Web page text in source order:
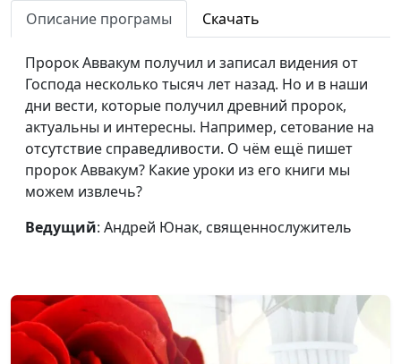
Самое верное
свидетельство —
личное
Андрей Юнак,
священнослужитель
Последнее слово
Христа перед смертью
Андрей Юнак,
священнослужитель
#549
Завет с Авраамом.
Недоверие и верность
Андрей Юнак,
священнослужитель
поклонился Аману?
священнослужитель
Спасение в прошлом,
настоящем и будущем
Андрей Юнак,
священнослужитель
Описание програмы Скачать
Пророк Аввакум получил и записал видения от
Господа несколько тысяч лет назад. Но и в наши
дни вести, которые получил древний пророк,
актуальны и интересны. Например, сетование на
отсутствие справедливости. О чём ещё пишет
пророк Аввакум? Какие уроки из его книги мы
можем извлечь?
Ведущий: Андрей Юнак, священнослужитель